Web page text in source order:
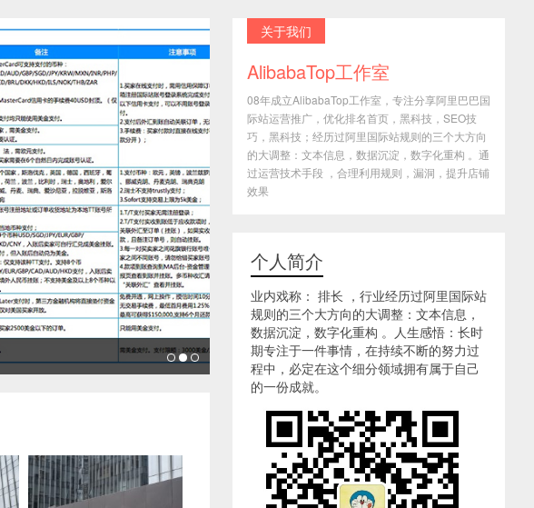
关于我们
AlibabaTop工作室
08年成立AlibabaTop工作室，专注分享阿里巴巴国
际站运营推广，优化排名首页，黑科技，SEO技
巧，黑科技；经历过阿里国际站规则的三个大方向
的大调整：文本信息，数据沉淀，数字化重构 。通
过运营技术手段 ，合理利用规则，漏洞，提升店铺
效果
个人简介
业内戏称： 排长 ，行业经历过阿里国际站
规则的三个大方向的大调整：文本信息，
数据沉淀，数字化重构 。人生感悟：长时
期专注于一件事情，在持续不断的努力过
程中，必定在这个细分领域拥有属于自己
的一份成就。